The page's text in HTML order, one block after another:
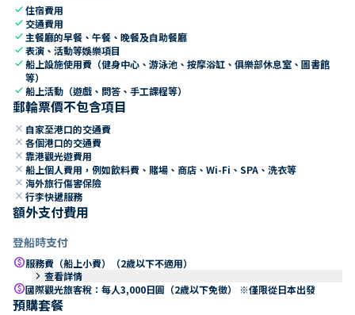
check住宿費用
check 交通費用
check 主餐廳的早餐、午餐、晚餐及自助餐廳
check表演、活動等娛樂項目
check船上設施使用費（健身中心、游泳池、按摩浴缸、俱樂部休息室、圖書館
等）
check船上活動（遊戲、問答、手工課程等）
郵輪票價不包含項目
close 自家至港口的交通費
close 各個港口的交通費
close 靠港觀光遊費用
close 船上個人費用，例如飲料費、賭場、商店、Wi-Fi、SPA、洗衣等
close 海外旅行傷害保險
close 行李快遞服務
額外支付費用
登船時支付
paid服務費（船上小費）（2歲以下不適用）
keyboard_arrow_right 查看詳情
paid國際觀光旅客稅：每人3,000日圓（2歲以下免徵） ※僅限從日本出發
預購套餐